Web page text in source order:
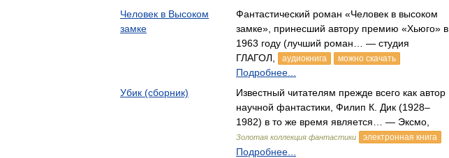
Человек в Высоком
замке
Фантастический роман «Человек в высоком
замке», принесший автору премию «Хьюго» в
1963 году (лучший роман… — студия
ГЛАГОЛ,
аудиокнига можно скачать
Подробнее...
Убик (сборник)
Известный читателям прежде всего как автор
научной фантастики, Филип К. Дик (1928–
1982) в то же время является… — Эксмо,
Золотая коллекция фантастики электронная книга
Подробнее...